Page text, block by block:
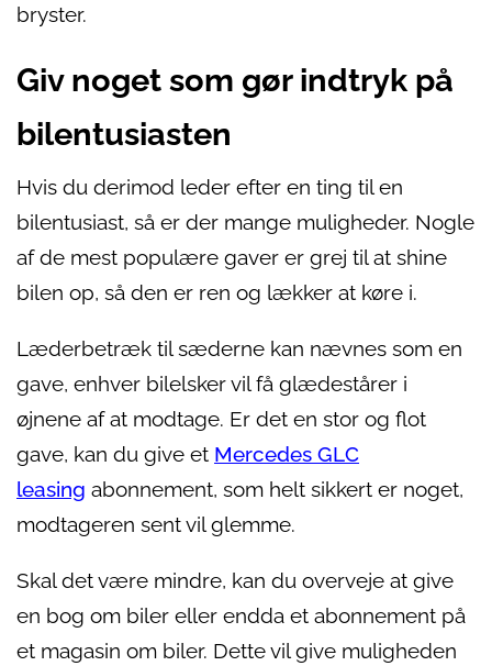
bryster.
Giv noget som gør indtryk på
bilentusiasten
Hvis du derimod leder efter en ting til en
bilentusiast, så er der mange muligheder. Nogle
af de mest populære gaver er grej til at shine
bilen op, så den er ren og lækker at køre i.
Læderbetræk til sæderne kan nævnes som en
gave, enhver bilelsker vil få glædestårer i
øjnene af at modtage. Er det en stor og flot
gave, kan du give et Mercedes GLC
leasing abonnement, som helt sikkert er noget,
modtageren sent vil glemme.
Skal det være mindre, kan du overveje at give
en bog om biler eller endda et abonnement på
et magasin om biler. Dette vil give muligheden